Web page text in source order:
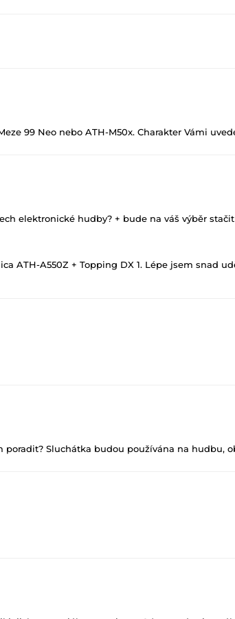
99 Neo nebo ATH-M50x. Charakter Vámi
elektronické hudby? + bude na váš výběr
ATH-A550Z + Topping DX 1. Lépe jsem snad
integrované zvukové kartě. Posílí se jak
Sluchátka budou používána na hudbu,